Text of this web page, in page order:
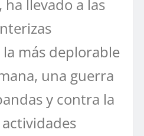
ha llevado a las
más deplorable
una guerra
y contra la